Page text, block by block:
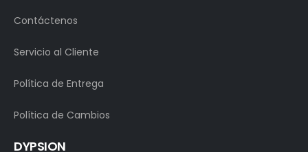
Contáctenos
Servicio al Cliente
Política de Entrega
Política de Cambios
DYPSION